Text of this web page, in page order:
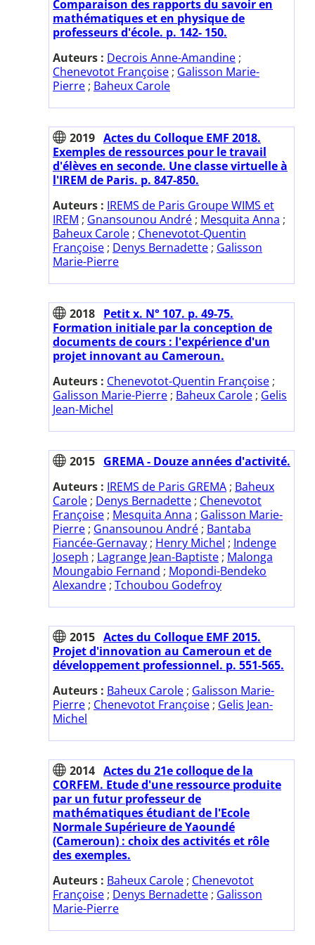
Comparaison des rapports du savoir en
mathématiques et en physique de
professeurs d'école. p. 142- 150.
Auteurs : Decrois Anne-Amandine ;
Chenevotot Françoise ; Galisson Marie-
Pierre ; Baheux Carole
2019 Actes du Colloque EMF 2018.
Exemples de ressources pour le travail
d'élèves en seconde. Une classe virtuelle à
l'IREM de Paris. p. 847-850.
Auteurs : IREMS de Paris Groupe WIMS et
IREM ; Gnansounou André ; Mesquita Anna ;
Baheux Carole ; Chenevotot-Quentin
Françoise ; Denys Bernadette ; Galisson
Marie-Pierre
2018 Petit x. N° 107. p. 49-75.
Formation initiale par la conception de
documents de cours : l'expérience d'un
projet innovant au Cameroun.
Auteurs : Chenevotot-Quentin Françoise ;
Galisson Marie-Pierre ; Baheux Carole ; Gelis
Jean-Michel
2015 GREMA - Douze années d'activité.
Auteurs : IREMS de Paris GREMA ; Baheux
Carole ; Denys Bernadette ; Chenevotot
Françoise ; Mesquita Anna ; Galisson Marie-
Pierre ; Gnansounou André ; Bantaba
Fiancée-Gernavay ; Henry Michel ; Indenge
Joseph ; Lagrange Jean-Baptiste ; Malonga
Moungabio Fernand ; Mopondi-Bendeko
Alexandre ; Tchoubou Godefroy
2015 Actes du Colloque EMF 2015.
Projet d'innovation au Cameroun et de
développement professionnel. p. 551-565.
Auteurs : Baheux Carole ; Galisson Marie-
Pierre ; Chenevotot Françoise ; Gelis Jean-
Michel
2014 Actes du 21e colloque de la
CORFEM. Etude d'une ressource produite
par un futur professeur de
mathématiques étudiant de l'Ecole
Normale Supérieure de Yaoundé
(Cameroun) : choix des activités et rôle
des exemples.
Auteurs : Baheux Carole ; Chenevotot
Françoise ; Denys Bernadette ; Galisson
Marie-Pierre